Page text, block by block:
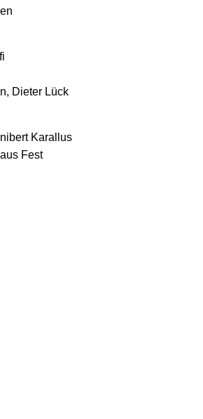
Dieter Lück
Karallus
Fest